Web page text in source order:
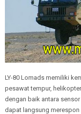
LY-80 Lomads memiliki
pesawat tempur,
dengan baik antara
dapat langsung